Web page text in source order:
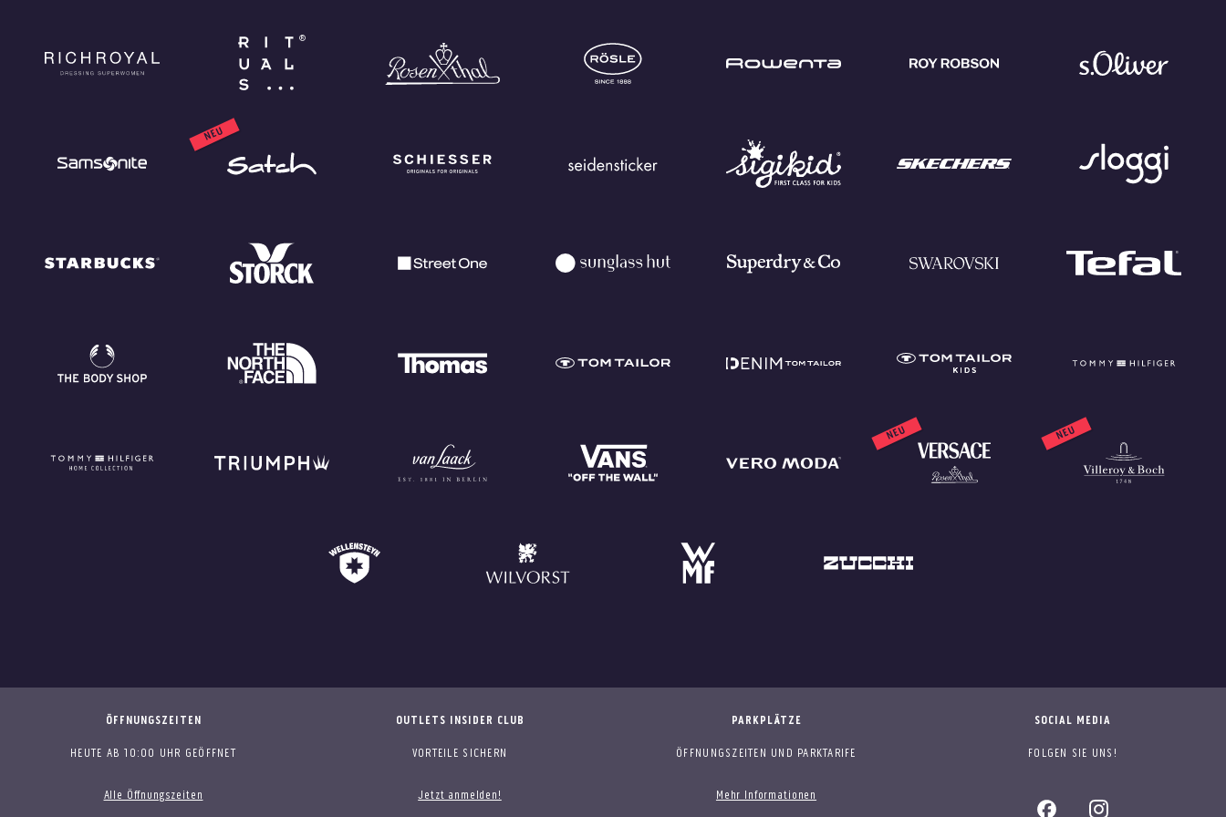
®
NEU
NEU NEU
ÖFFNUNGSZEITEN
HEUTE AB 10:00 UHR GEÖFFNET
Alle Öffnungszeiten
OUTLETS INSIDER CLUB
VORTEILE SICHERN
Jetzt anmelden!
PARKPLÄTZE
ÖFFNUNGSZEITEN UND PARKTARIFE
Mehr Informationen
SOCIAL MEDIA
FOLGEN SIE UNS!